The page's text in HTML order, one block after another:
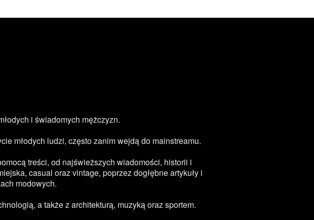
i świadomych mężczyzn.
młodych ludzi, często zanim wejdą do mainstreamu.
treści, od najświeższych wiadomości, historii i
casual oraz vintage, poprzez dogłębne artykuły i
modowych.
a także z architekturą, muzyką oraz sportem.